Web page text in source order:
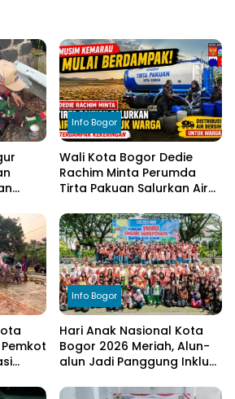
ke-81
Info Bogor
Wali Kota Bogor Dedie
Rachim Minta Perumda
Tirta Pakuan Salurkan Air
Terdampak Kekeringan
Info Bogor
Hari Anak Nasional Kota
Bogor 2026 Meriah, Alun-
alun Jadi Panggung Inklusi